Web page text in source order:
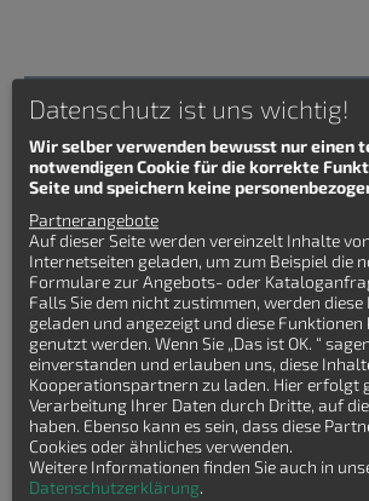
Häuser finden
Villa
Haustyp
Bauhaus
Bungalow
Einfamilienhaus
Stadtvilla
Winkelbungalow
Baustil
Bauweise
Wohnflaeche
Anzahl Geschosse
1
Datenschutz ist uns wichtig!
Wir selber verwenden bewusst nur einen
notwendigen Cookie für die korrekte
Seite und speichern keine
Partnerangebote
Auf dieser Seite werden vereinzelt Inhalte
Internetseiten geladen, um zum Beispiel die
Formulare zur Angebots- oder
Falls Sie dem nicht zustimmen, werden
geladen und angezeigt und diese
genutzt werden. Wenn Sie „Das ist OK. “
einverstanden und erlauben uns, diese
Kooperationspartnern zu laden. Hier erfolgt
Verarbeitung Ihrer Daten durch Dritte, auf
haben. Ebenso kann es sein, dass diese
Cookies oder ähnliches verwenden.
Weitere Informationen finden Sie auch in
Datenschutzerklärung.